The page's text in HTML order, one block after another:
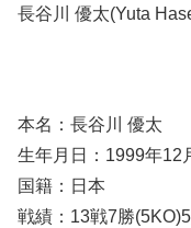
長谷川 優太(Yuta
本名：長谷川 優太
生年月日：1999年12
国籍：日本
戦績：13戦7勝